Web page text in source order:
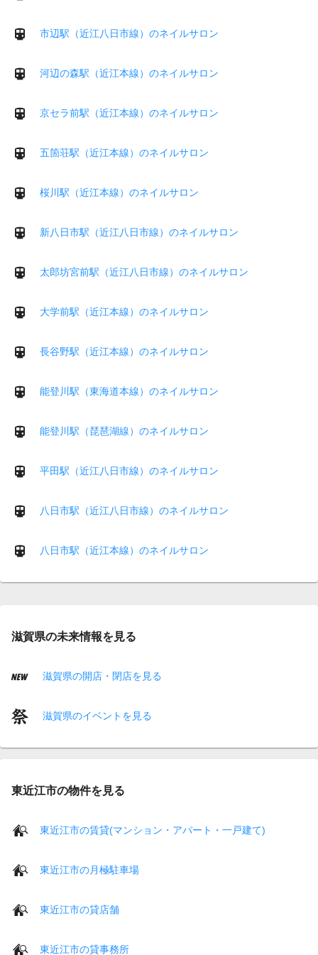
市辺駅（近江八日市線）のネイルサロン
河辺の森駅（近江本線）のネイルサロン
京セラ前駅（近江本線）のネイルサロン
五箇荘駅（近江本線）のネイルサロン
桜川駅（近江本線）のネイルサロン
新八日市駅（近江八日市線）のネイルサロン
太郎坊宮前駅（近江八日市線）のネイルサロン
大学前駅（近江本線）のネイルサロン
長谷野駅（近江本線）のネイルサロン
能登川駅（東海道本線）のネイルサロン
能登川駅（琵琶湖線）のネイルサロン
平田駅（近江八日市線）のネイルサロン
八日市駅（近江八日市線）のネイルサロン
八日市駅（近江本線）のネイルサロン
滋賀県の未来情報を見る
滋賀県の開店・閉店を見る
滋賀県のイベントを見る
東近江市の物件を見る
東近江市の賃貸(マンション・アパート・一戸建て)
東近江市の月極駐車場
東近江市の貸店舗
東近江市の貸事務所